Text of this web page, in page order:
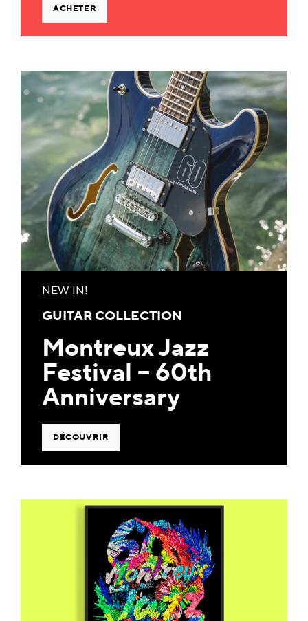
ACHETER
NEW IN!
GUITAR COLLECTION
Montreux Jazz
Festival – 60th
Anniversary
DÉCOUVRIR